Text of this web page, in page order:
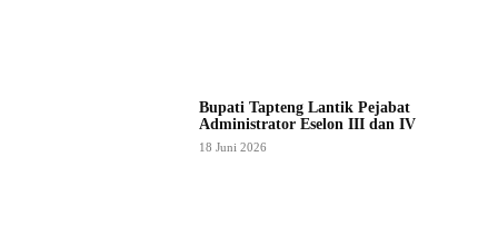
Bupati Tapteng Lantik Pejabat
Administrator Eselon III dan IV
18 Juni 2026